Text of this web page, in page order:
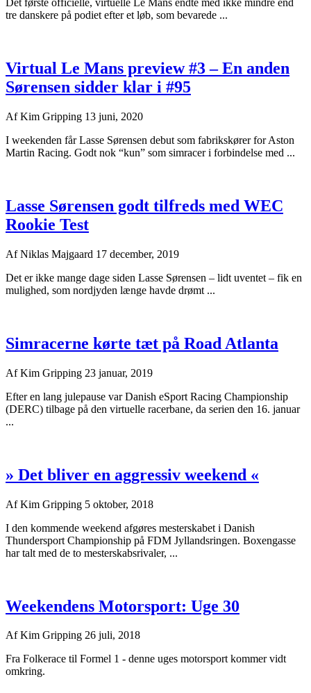
Det første officielle, virtuelle Le Mans endte med ikke mindre end
tre danskere på podiet efter et løb, som bevarede ...
Virtual Le Mans preview #3 – En anden
Sørensen sidder klar i #95
AfKim Gripping 13 juni, 2020
I weekenden får Lasse Sørensen debut som fabrikskører for Aston
Martin Racing. Godt nok “kun” som simracer i forbindelse med ...
Lasse Sørensen godt tilfreds med WEC
Rookie Test
AfNiklas Majgaard 17 december, 2019
Det er ikke mange dage siden Lasse Sørensen – lidt uventet – fik en
mulighed, som nordjyden længe havde drømt ...
Simracerne kørte tæt på Road Atlanta
AfKim Gripping 23 januar, 2019
Efter en lang julepause var Danish eSport Racing Championship
(DERC) tilbage på den virtuelle racerbane, da serien den 16. januar
...
» Det bliver en aggressiv weekend «
AfKim Gripping 5 oktober, 2018
I den kommende weekend afgøres mesterskabet i Danish
Thundersport Championship på FDM Jyllandsringen. Boxengasse
har talt med de to mesterskabsrivaler, ...
Weekendens Motorsport: Uge 30
AfKim Gripping 26 juli, 2018
Fra Folkerace til Formel 1 - denne uges motorsport kommer vidt
omkring.